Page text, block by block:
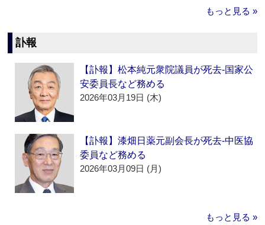
もっと見る »
訃報
【訃報】松本純元衆院議員が死去‐国家公
安委員長など務める
2026年03月19日 (木)
【訃報】漆畑日薬元副会長が死去‐中医協
委員など務める
2026年03月09日 (月)
もっと見る »